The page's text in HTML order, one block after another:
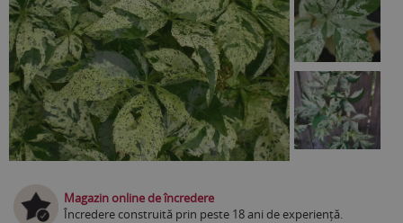
Magazin online de încredere
Încredere construită prin peste 18 ani de experiență.